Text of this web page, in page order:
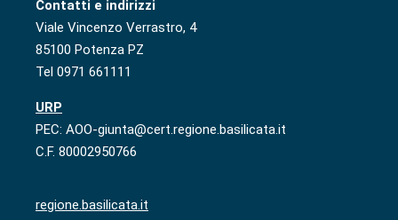
Contatti e indirizzi
Viale Vincenzo Verrastro, 4
85100 Potenza PZ
Tel 0971 661111
URP
PEC: AOO-giunta@cert.regione.basilicata.it
C.F. 80002950766
regione.basilicata.it